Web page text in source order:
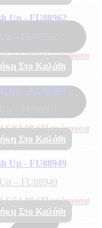
€.63,00€Η τρέχουσα
Στο Καλάθι
€.63,00€Η τρέχουσα
Στο Καλάθι
Up – FU88949
€.54,00€Η τρέχουσα
Στο Καλάθι